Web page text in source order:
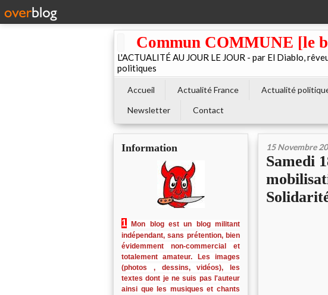
Commun COMMUNE [le
L'ACTUALITÉ AU JOUR LE JOUR - par El Diablo,
politiques
Accueil Actualité France Actualité
Newsletter
Contact
Information
1
Mon blog est un blog militant
indépendant, sans prétention, bien
évidemment non-commercial et
totalement amateur. Les images
(photos , dessins, vidéos), les
textes dont je ne suis pas l'auteur
ainsi que les musiques et chants
15 Novembre
Samedi